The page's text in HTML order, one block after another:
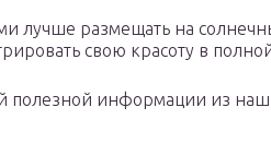
лучше размещать на
свою красоту в
полезной информации из